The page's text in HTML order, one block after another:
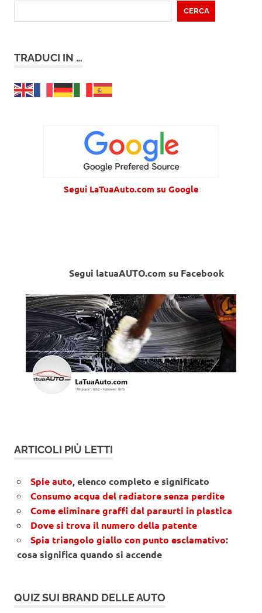
CERCA
TRADUCI IN …
Segui LaTuaAuto.com su Google
Segui latuaAUTO.com su Facebook
ARTICOLI PIÙ LETTI
Spie auto, elenco completo e significato
Consumo acqua del radiatore senza perdite
Come eliminare graffi dal paraurti in plastica
Dove si trova il numero della patente
Spia triangolo giallo con punto esclamativo:
cosa significa quando si accende
QUIZ SUI BRAND DELLE AUTO